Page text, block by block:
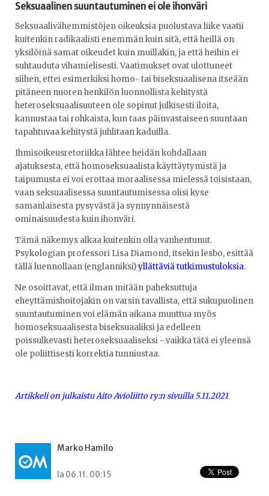
Seksuaalinen suuntautuminen ei ole ihonväri
Seksuaalivähemmistöjen oikeuksia puolustava liike vaatii
kuitenkin radikaalisti enemmän kuin sitä, että heillä on
yksilöinä samat oikeudet kuin muillakin, ja että heihin ei
suhtauduta vihamielisesti. Vaatimukset ovat ulottuneet
siihen, ettei esimerkiksi homo- tai biseksuaalisena itseään
pitäneen nuoren henkilön luonnollista kehitystä
heteroseksuaalisuuteen ole sopinut julkisesti iloita,
kannustaa tai rohkaista, kun taas päinvastaiseen suuntaan
tapahtuvaa kehitystä juhlitaan kaduilla.
Ihmisoikeusretoriikka lähtee heidän kohdallaan
ajatuksesta, että homoseksuaalista käyttäytymistä ja
taipumusta ei voi erottaa moraalisessa mielessä toisistaan,
vaan seksuaalisessa suuntautumisessa olisi kyse
samanlaisesta pysyvästä ja synnynnäisestä
ominaisuudesta kuin ihonväri.
Tämä näkemys alkaa kuitenkin olla vanhentunut.
Psykologian professori Lisa Diamond, itsekin lesbo, esittää
tällä luennollaan (englanniksi)yllättäviä tutkimustuloksia.
Ne osoittavat, että ilman mitään paheksuttuja
eheyttämishoitojakin on varsin tavallista, että sukupuolinen
suuntautuminen voi elämän aikana muuttua myös
homoseksuaalisesta biseksuaaliksi ja edelleen
poissulkevasti heteroseksuaaliseksi - vaikka tätä ei yleensä
ole poliittisesti korrektia tunniustaa.
Artikkeli on julkaistu Aito Avioliitto ry:n sivuilla 5.11.2021
Marko Hamilo
la 06.11. 00:15